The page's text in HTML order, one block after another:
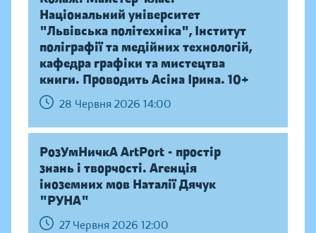
Національний університет
"Львівська політехніка", Інститут
поліграфії та медійних технологій,
кафедра графіки та мистецтва
книги. Проводить Асіна Ірина. 10+
28 Червня 2026 14:00
РозУмНичкА ArtPort - простір
знань і творчості. Агенція
іноземних мов Наталії Дячук
"РУНА"
27 Червня 2026 12:00